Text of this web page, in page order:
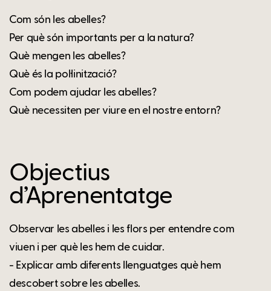
Com són les abelles?
Per què són importants per a la natura?
Què mengen les abelles?
Què és la pol·linització?
Com podem ajudar les abelles?
Què necessiten per viure en el nostre entorn?
Objectius
d’Aprenentatge
Observar les abelles i les flors per entendre com
viuen i per què les hem de cuidar.
- Explicar amb diferents llenguatges què hem
descobert sobre les abelles.